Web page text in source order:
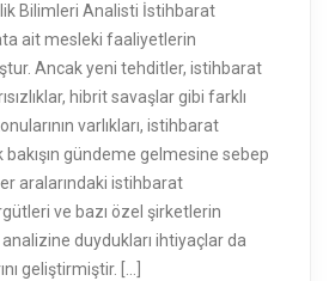
Bilimleri Analisti İstihbarat
ait mesleki faaliyetlerin
Ancak yeni tehditler, istihbarat
hibrit savaşlar gibi farklı
varlıkları, istihbarat
gündeme gelmesine sebep
aralarındaki istihbarat
ve bazı özel şirketlerin
duydukları ihtiyaçlar da
geliştirmiştir. […]